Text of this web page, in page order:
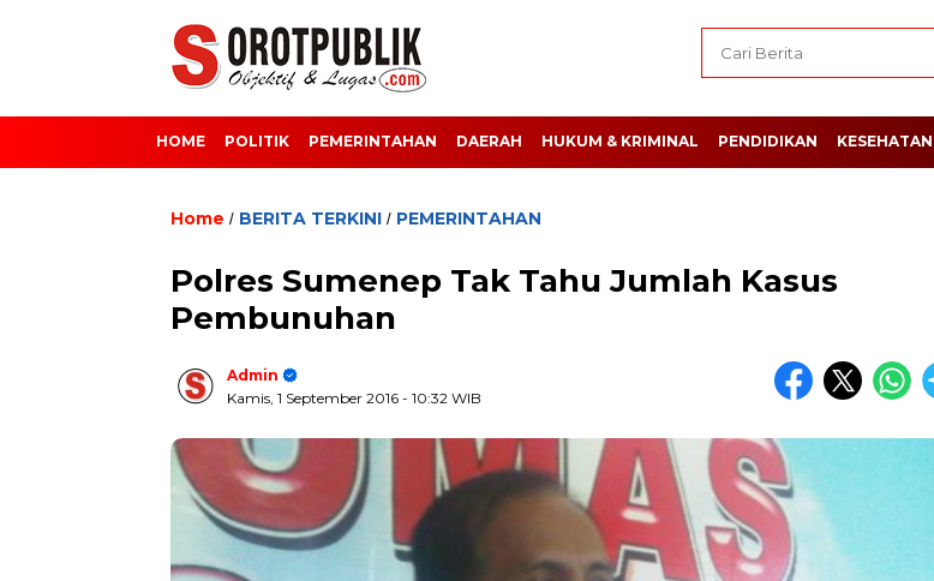
HOME POLITIK PEMERINTAHAN DAERAH HUKUM & KRIMINAL PENDIDIKAN KESEHATAN
Home / BERITA TERKINI / PEMERINTAHAN
Polres Sumenep Tak Tahu Jumlah Kasus
Pembunuhan
Admin
Kamis, 1 September 2016 - 10:32 WIB